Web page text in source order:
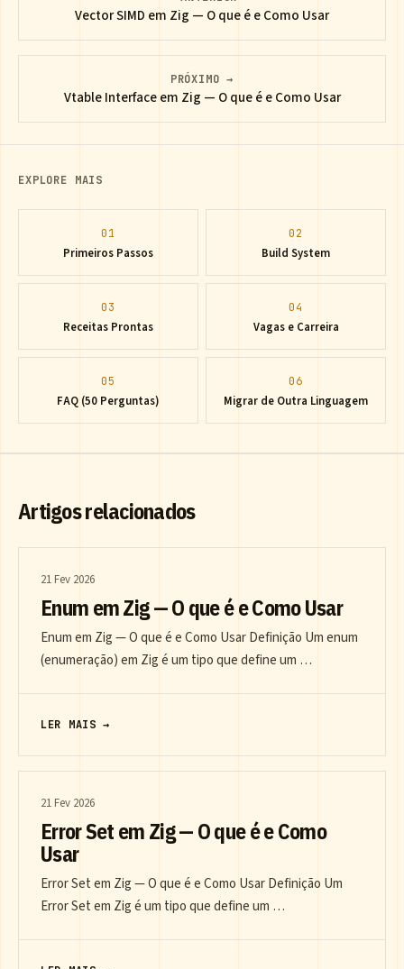
Vector SIMD em Zig — O que é e Como Usar
PRÓXIMO →
Vtable Interface em Zig — O que é e Como Usar
EXPLORE MAIS
01
Primeiros Passos
02
Build System
03
Receitas Prontas
04
Vagas e Carreira
05
FAQ (50 Perguntas)
06
Migrar de Outra Linguagem
Artigos relacionados
21 Fev 2026
Enum em Zig — O que é e Como Usar
Enum em Zig — O que é e Como Usar Definição Um enum
(enumeração) em Zig é um tipo que define um …
LER MAIS →
21 Fev 2026
Error Set em Zig — O que é e Como
Usar
Error Set em Zig — O que é e Como Usar Definição Um
Error Set em Zig é um tipo que define um …